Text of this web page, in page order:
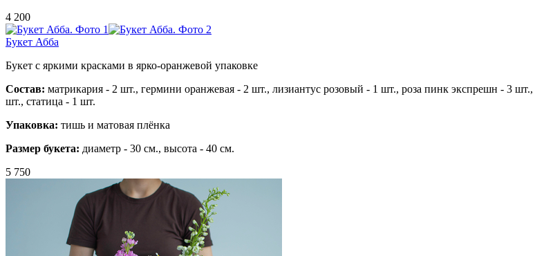
4 200
Букет Абба
Букет с яркими красками в ярко-оранжевой упаковке
Состав: матрикария - 2 шт., гермини оранжевая - 2 шт., лизиантус розовый - 1 шт., роза пинк экспрешн - 3 шт.,
шт., статица - 1 шт.
Упаковка: тишь и матовая плёнка
Размер букета: диаметр - 30 см., высота - 40 см.
5 750